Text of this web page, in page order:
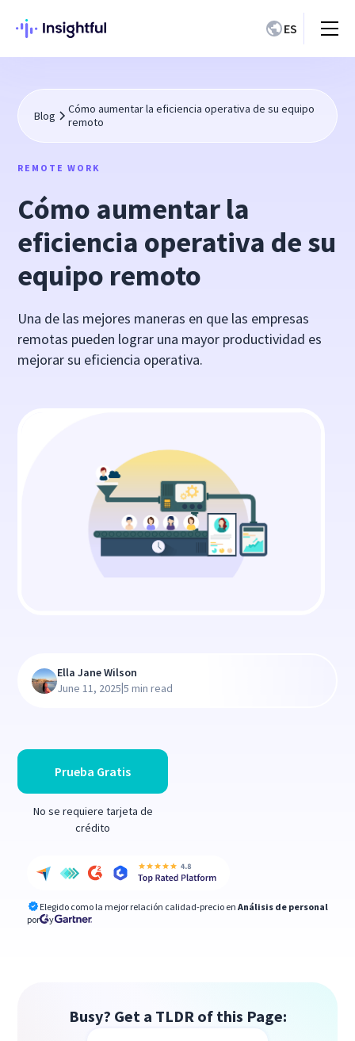
ES
Blog
Cómo aumentar la eficiencia operativa de su equipo
remoto
REMOTE WORK
Cómo aumentar la
eficiencia operativa de su
equipo remoto
Una de las mejores maneras en que las empresas
remotas pueden lograr una mayor productividad es
mejorar su eficiencia operativa.
Prueba Gratis
No se requiere tarjeta de
crédito
Elegido como la mejor relación calidad-precio en Análisis de personal
por
y
Ella Jane Wilson
June 11, 2025|5 min read
Busy? Get a TLDR of this Page: